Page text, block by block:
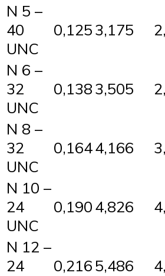
N 5 –
40
UNC
0,1253,175
N 6 –
32
UNC
0,1383,505
N 8 –
32
UNC
0,1644,166
N 10 –
24
UNC
0,1904,826
N 12 –
24
0,2165,486